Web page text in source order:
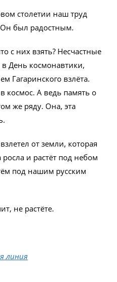
столетии наш труд
был радостным.
с них взять? Несчастные
День космонавтики,
Гагаринского взлёта.
космос. А ведь память о
же ряду. Она, эта
от земли, которая
и растёт под небом
под нашим русским
не растёте.
линия